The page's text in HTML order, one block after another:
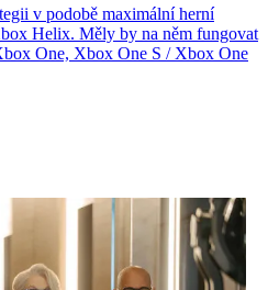
v podobě maximální herní
Helix. Měly by na něm fungovat
One, Xbox One S / Xbox One